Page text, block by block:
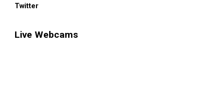
Twitter
Live Webcams